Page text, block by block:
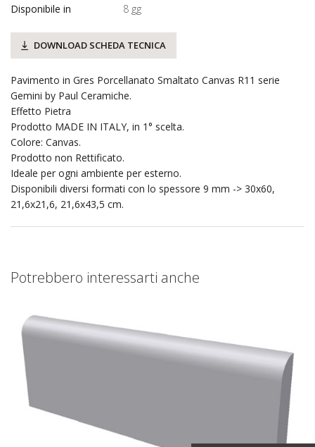
Disponibile in
8 gg
DOWNLOAD SCHEDA TECNICA
Pavimento in Gres Porcellanato Smaltato Canvas R11 serie
Gemini by Paul Ceramiche.
Effetto Pietra
Prodotto MADE IN ITALY, in 1° scelta.
Colore: Canvas.
Prodotto non Rettificato.
Ideale per ogni ambiente per esterno.
Disponibili diversi formati con lo spessore 9 mm -> 30x60,
21,6x21,6, 21,6x43,5 cm.
Potrebbero interessarti anche